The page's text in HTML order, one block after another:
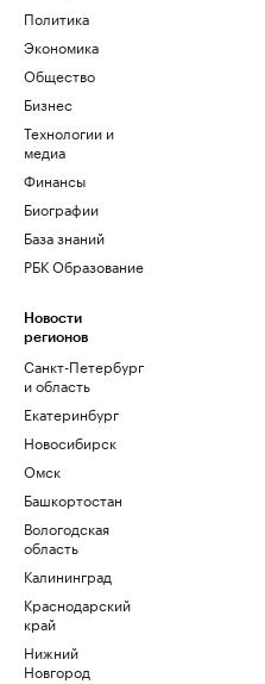
Политика
Экономика
Общество
Бизнес
Технологии и
медиа
Финансы
Биографии
База знаний
РБК Образование
Новости
регионов
Санкт-Петербург
и область
Екатеринбург
Новосибирск
Омск
Башкортостан
Вологодская
область
Калининград
Краснодарский
край
Нижний
Новгород